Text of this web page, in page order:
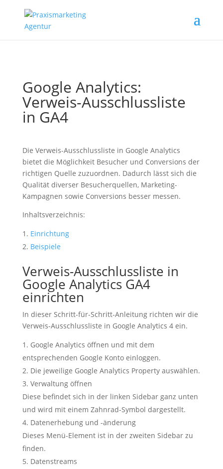
Google Analytics:
Verweis-Ausschlussliste
in GA4
Die Verweis-Ausschlussliste in Google Analytics
bietet die Möglichkeit Besucher und Conversions der
richtigen Quelle zuzuordnen. Dadurch lässt sich die
Qualität diverser Besucherquellen, Marketing-
Kampagnen sowie Conversions besser messen.
Inhaltsverzeichnis:
Einrichtung
Beispiele
Verweis-Ausschlussliste in
Google Analytics GA4
einrichten
In dieser Schritt-für-Schritt-Anleitung richten wir die
Verweis-Ausschlussliste in Google Analytics 4 ein.
Google Analytics öffnen und mit dem
entsprechenden Google Konto einloggen.
Die jeweilige Google Analytics Property auswählen.
Verwaltung öffnen
Diese befindet sich in der linken Sidebar ganz unten
und wird mit einem Zahnrad-Symbol dargestellt.
Datenerhebung und -änderung
Dieses Menü-Element ist in der zweiten Sidebar zu
finden.
Datenstreams